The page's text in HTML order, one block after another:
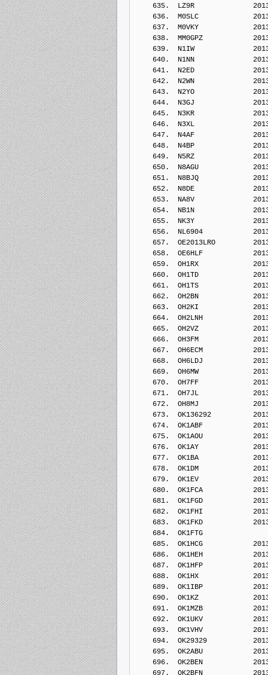
635.  LZ9R
636.  M0SLC
637.  M0VKY
638.  MM0GPZ
639.  N1IW
640.  N1NN
641.  N2ED
642.  N2WN
643.  N2YO
644.  N3GJ
645.  N3KR
646.  N3XL
647.  N4AF
648.  N4BP
649.  N5RZ
650.  N8AGU
651.  N8BJQ
652.  N8DE
653.  NA8V
654.  NB1N
655.  NK3Y
656.  NL6904
657.  OE2013LRO
658.  OE6HLF
659.  OH1RX
660.  OH1TD
661.  OH1TS
662.  OH2BN
663.  OH2KI
664.  OH2LNH
665.  OH2VZ
666.  OH3FM
667.  OH6ECM
668.  OH6LDJ
669.  OH6MW
670.  OH7FF
671.  OH7JL
672.  OH8MJ
673.  OK136292
674.  OK1ABF
675.  OK1AOU
676.  OK1AY
677.  OK1BA
678.  OK1DM
679.  OK1EV
680.  OK1FCA
681.  OK1FGD
682.  OK1FHI
683.  OK1FKD
684.  OK1FTG
685.  OK1HCG
686.  OK1HEH
687.  OK1HFP
688.  OK1HX
689.  OK1IBP
690.  OK1KZ
691.  OK1MZB
692.  OK1UKV
693.  OK1VHV
694.  OK29329
695.  OK2ABU
696.  OK2BEN
697.  OK2BFN